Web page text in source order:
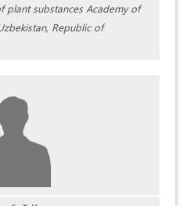
plant substances Academy of
Republic of